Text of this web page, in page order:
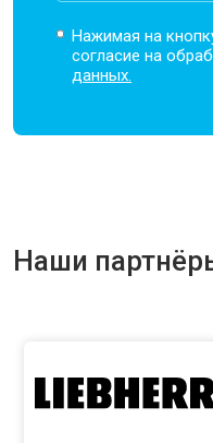
Нажимая на
согласие на
данных.
Наши